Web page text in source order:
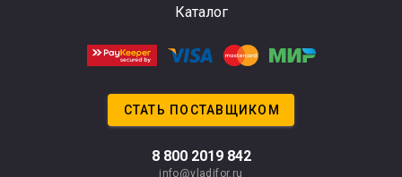
Каталог
СТАТЬ ПОСТАВЩИКОМ
8 800 2019 842
info@vladifor.ru